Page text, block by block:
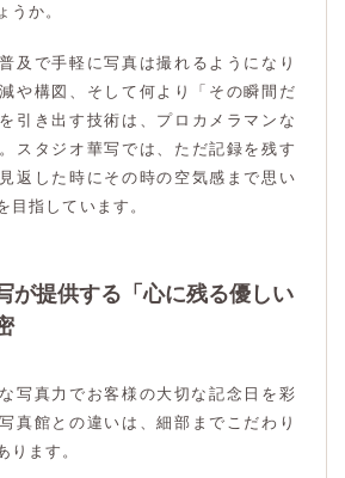
うか。
及で手軽に写真は撮れるようになり
や構図、そして何より「その瞬間だ
引き出す技術は、プロカメラマンな
スタジオ華写では、ただ記録を残す
返した時にその時の空気感まで思い
目指しています。
が提供する「心に残る優しい
写真力でお客様の大切な記念日を彩
真館との違いは、細部までこだわり
ります。